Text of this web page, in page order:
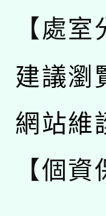
【處室
建議瀏
網站維
【個資